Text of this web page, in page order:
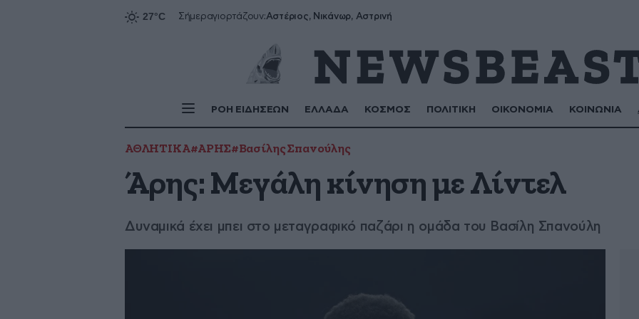
Σήμεραγιορτάζουν:Αστέριος, Νικάνωρ, Αστρινή
ΡΟΗ ΕΙΔΗΣΕΩΝ ΕΛΛΑΔΑ ΚΟΣΜΟΣ ΠΟΛΙΤΙΚΗ ΟΙΚΟΝΟΜΙΑ ΚΟΙΝΩΝΙΑ
ΑΘΛΗΤΙΚΑ#ΑΡΗΣ#Βασίλης Σπανούλης
Άρης: Μεγάλη κίνηση με Λίντελ
Δυναμικά έχει μπει στο μεταγραφικό παζάρι η ομάδα του Βασίλη Σπανούλη